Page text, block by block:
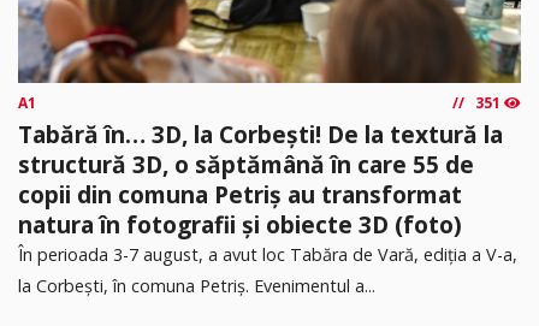
A1 351
Tabără în… 3D, la Corbești! De la textură la
structură 3D, o săptămână în care 55 de
copii din comuna Petriș au transformat
natura în fotografii și obiecte 3D (foto)
În perioada 3-7 august, a avut loc Tabăra de Vară, ediția a V-a,
la Corbești, în comuna Petriș. Evenimentul a...